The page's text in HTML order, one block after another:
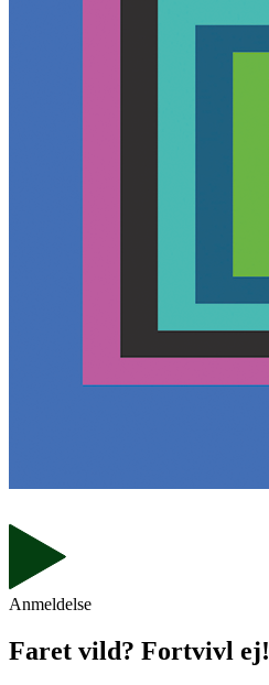
Anmeldelse
Faret vild? Fortvivl ej!